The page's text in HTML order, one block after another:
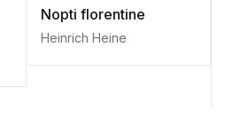
Nopti florentine
Heinrich Heine